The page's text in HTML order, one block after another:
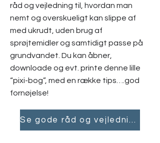
råd og vejledning til, hvordan man
nemt og overskueligt kan slippe af
med ukrudt, uden brug af
sprøjtemidler og samtidigt passe på
grundvandet. Du kan åbner,
downloade og evt. printe denne lille
“pixi-bog”, med en række tips….god
fornøjelse!
Se gode råd og vejledning